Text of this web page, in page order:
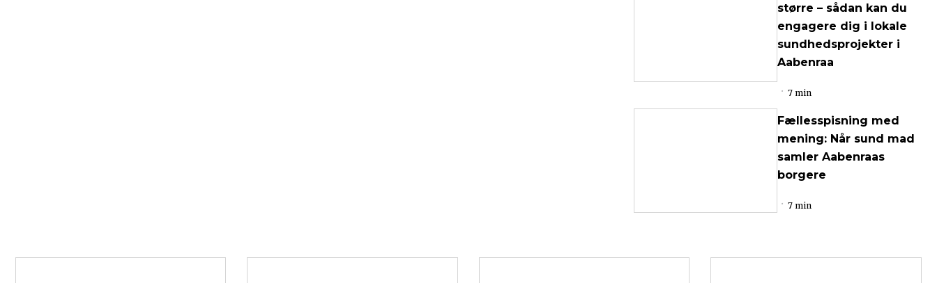
større – sådan kan du
engagere dig i lokale
sundhedsprojekter i
Aabenraa
7 min
Fællesspisning med
mening: Når sund mad
samler Aabenraas
borgere
7 min